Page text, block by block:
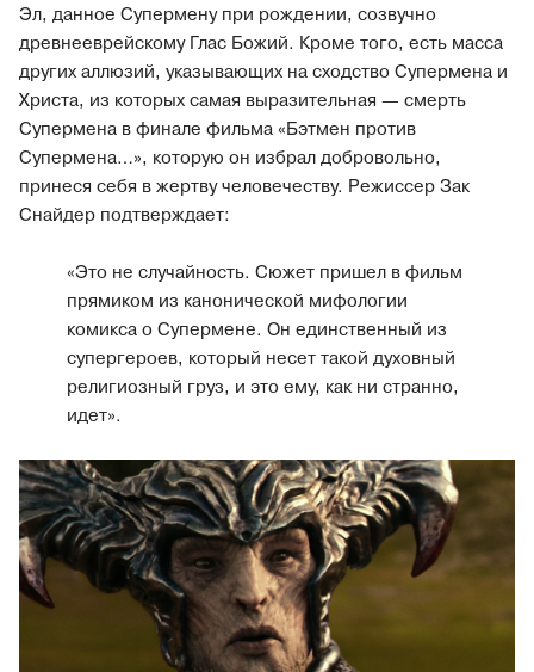
Эл, данное Супермену при рождении, созвучно
древнееврейскому Глас Божий. Кроме того, есть масса
других аллюзий, указывающих на сходство Супермена и
Христа, из которых самая выразительная — смерть
Супермена в финале фильма «Бэтмен против
Супермена…», которую он избрал добровольно,
принеся себя в жертву человечеству. Режиссер Зак
Снайдер подтверждает:
«Это не случайность. Сюжет пришел в фильм
прямиком из канонической мифологии
комикса о Супермене. Он единственный из
супергероев, который несет такой духовный
религиозный груз, и это ему, как ни странно,
идет».